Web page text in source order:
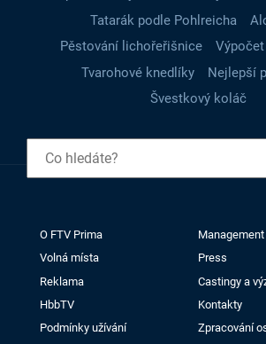
Tatarák podle Pohlreicha
Pěstování lichořeřišnice
Tvarohové knedlíky
Nejlepší
Švestkový koláč
O FTV Prima
Management
Volná místa
Press
Reklama
Castingy a
HbbTV
Kontakty
Podmínky užívání
Zpracování